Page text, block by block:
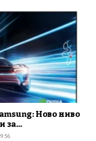
Ново ниво
за...